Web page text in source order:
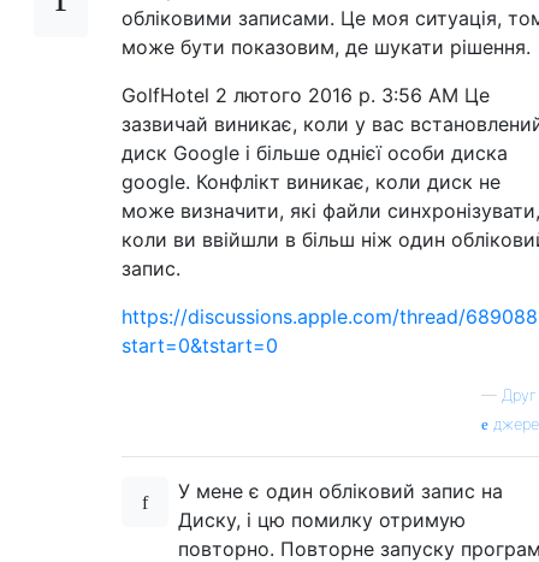
обліковими записами. Це моя ситуація,
може бути показовим, де шукати рішення.
GolfHotel 2 лютого 2016 р. 3:56 AM Це
зазвичай виникає, коли у вас
диск Google і більше однієї особи диска
google. Конфлікт виникає, коли диск не
може визначити, які файли синхронізувати,
коли ви ввійшли в більш ніж один
запис.
https://discussions.apple.com/thread/
start=0&tstart=0
— Друг
У мене є один обліковий запис на
Диску, і цю помилку отримую
повторно. Повторне запуску